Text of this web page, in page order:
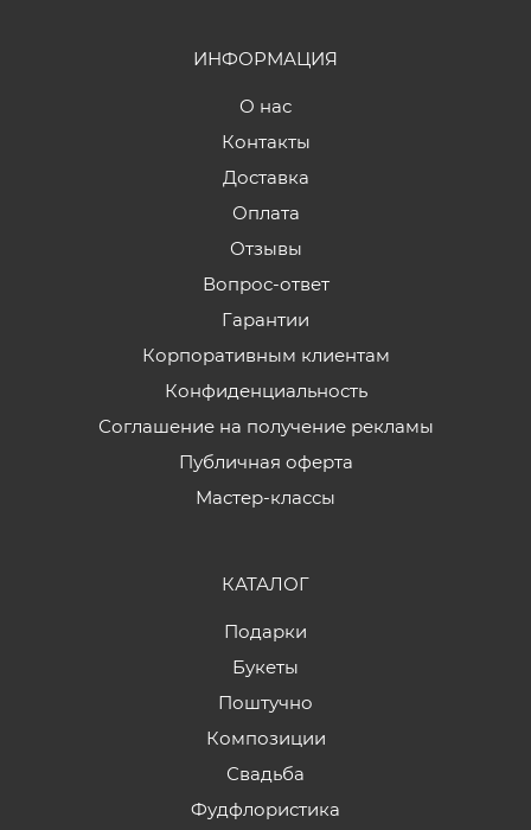
ИНФОРМАЦИЯ
О нас
Контакты
Доставка
Оплата
Отзывы
Вопрос-ответ
Гарантии
Корпоративным клиентам
Конфиденциальность
Соглашение на получение рекламы
Публичная оферта
Мастер-классы
КАТАЛОГ
Подарки
Букеты
Поштучно
Композиции
Свадьба
Фудфлористика